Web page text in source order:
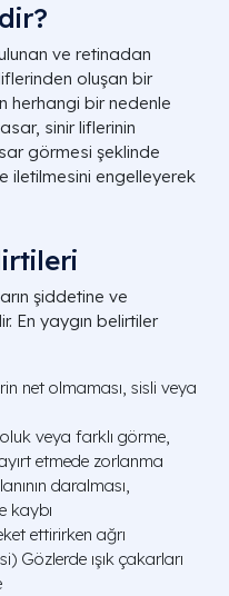
ve retinadan
oluşan bir
herhangi bir nedenle
sinir liflerinin
görmesi şeklinde
iletilmesini engelleyerek
şiddetine ve
En yaygın belirtiler
net olmaması, sisli veya
veya farklı görme,
etmede zorlanma
daralması,
kaybı
ettirirken ağrı
Gözlerde ışık çakarları